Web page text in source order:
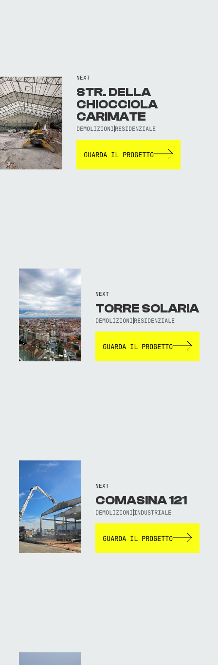
NEXT
STR. DELLA
CHIOCCIOLA
CARIMATE
DEMOLIZIONI RESIDENZIALE
GUARDA IL PROGETTO
NEXT
TORRE SOLARIA
DEMOLIZIONI RESIDENZIALE
GUARDA IL PROGETTO
NEXT
COMASINA 121
DEMOLIZIONI INDUSTRIALE
GUARDA IL PROGETTO